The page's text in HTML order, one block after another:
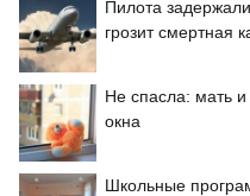
Пилота
грозит смертная
Не спасла: мать
окна
Школьные